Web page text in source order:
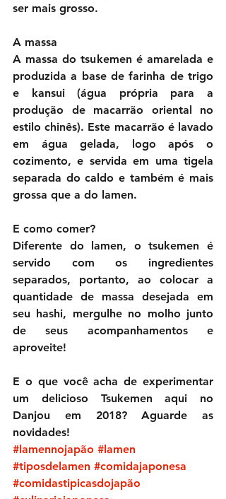
ser mais grosso.
A massa
A massa do tsukemen é amarelada e
produzida a base de farinha de trigo
e kansui (água própria para a
produção de macarrão oriental no
estilo chinês). Este macarrão é lavado
em água gelada, logo após o
cozimento, e servida em uma tigela
separada do caldo e também é mais
grossa que a do lamen.
E como comer?
Diferente do lamen, o tsukemen é
servido com os ingredientes
separados, portanto, ao colocar a
quantidade de massa desejada em
seu hashi, mergulhe no molho junto
de seus acompanhamentos e
aproveite!
E o que você acha de experimentar
um delicioso Tsukemen aqui no
Danjou em 2018? Aguarde as
novidades!
#lamennojapão #lamen
#tiposdelamen #comidajaponesa
#comidastipicasdojapão